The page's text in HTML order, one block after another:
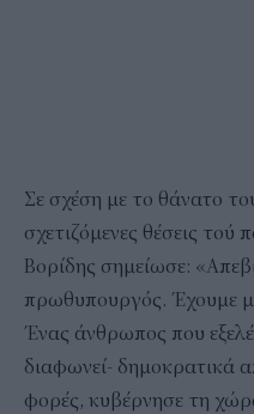
Σε σχέση με το θάνατο
σχετιζόμενες θέσεις τού
Βορίδης σημείωσε:
πρωθυπουργός. Έχουμε
Ένας άνθρωπος που
διαφωνεί- δημοκρατικά
φορές, κυβέρνησε τη